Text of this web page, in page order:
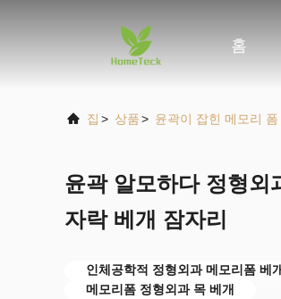
홈
집 > 상품> 윤곽이 잡힌 메모리 폼
윤곽 알모하다 정형외
자락 베개 잠자리
인체공학적 정형외과 메모리폼 베개
메모리폼 정형외과 목 베개